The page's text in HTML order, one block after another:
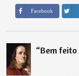
Facebook
“Bem feito